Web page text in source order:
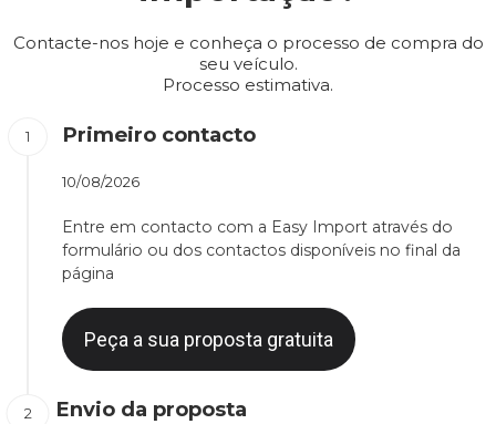
Contacte-nos hoje e conheça o processo de compra do
seu veículo.
Processo estimativa.
Primeiro contacto
10/08/2026
Entre em contacto com a Easy Import através do
formulário ou dos contactos disponíveis no final da
página
Peça a sua proposta gratuita
Envio da proposta